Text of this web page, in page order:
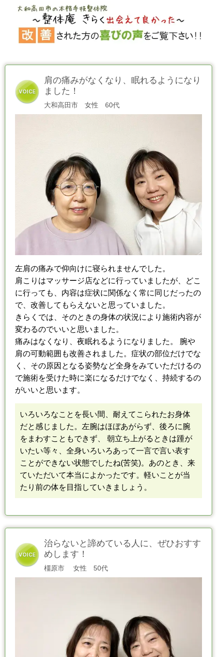
肩の痛みがなくなり、眠れるようになり
ました！
大和高田市 女性 60代
左肩の痛みで仰向けに寝られませんでした。
肩こりはマッサージ店などに行ってい ましたが、どこ
に行っても、内容は症状に関係なく 常に同じだったの
で、改善してもらえないと思っていました。
きらくでは、そのときの身体の状況により施術内容が
変わるのでいいと思いました。
痛みはなくなり、夜眠れるようになりました。 腕や
肩の可動範囲も改善されました。 症状の部位だけでな
く、その原因となる姿勢など全身をみていただけるの
で施術を受けた時に楽になるだけでなく、持続するの
がいいと思います。
いろいろなことを長い間、耐えてこられたお身体
だと感じました。 左腕はほぼあがらず、後ろに腕
をまわすこともできず、 朝立ち上がるときは踵が
いたい等々、 全身いろいろあって一言で言い表す
ことができない状態でしたね(苦笑)。 あのとき、来
ていただいて本当によかったです。 軽いことが当
たり前の体を目指していきましょう。
治らないと諦めている人に、ぜひおすす
めします！
橿原市 女性 50代